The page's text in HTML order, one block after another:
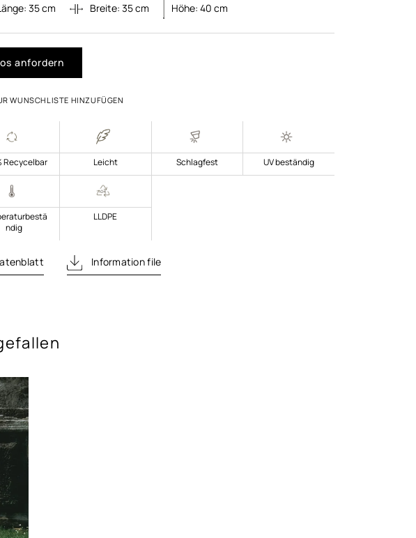
35cm Breite: 35cm Höhe:40 cm
anfordern
WUNSCHLISTE HINZUFÜGEN
Recycelbar Leicht Schlagfest UV beständig
ndig
LLDPE
Information file